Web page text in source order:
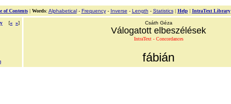
of Contents| Words: Alphabetical- Frequency- Inverse - Length - Statistics| Help| IntraText Library
[« »]
Csáth Géza
Válogatott elbeszélések
IntraText - Concordances
fábián